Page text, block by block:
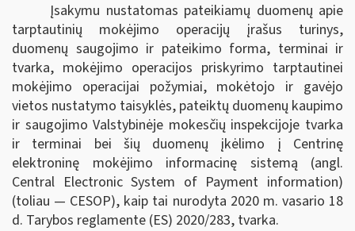
Įsakymu nustatomas pateikiamų duomenų apie
tarptautinių mokėjimo operacijų įrašus turinys,
duomenų saugojimo ir pateikimo forma, terminai ir
tvarka, mokėjimo operacijos priskyrimo tarptautinei
mokėjimo operacijai požymiai, mokėtojo ir gavėjo
vietos nustatymo taisyklės, pateiktų duomenų kaupimo
ir saugojimo Valstybinėje mokesčių inspekcijoje tvarka
ir terminai bei šių duomenų įkėlimo į Centrinę
elektroninę mokėjimo informacinę sistemą (angl.
Central Electronic System of Payment information)
(toliau — CESOP), kaip tai nurodyta 2020 m. vasario 18
d. Tarybos reglamente (ES) 2020/283, tvarka.